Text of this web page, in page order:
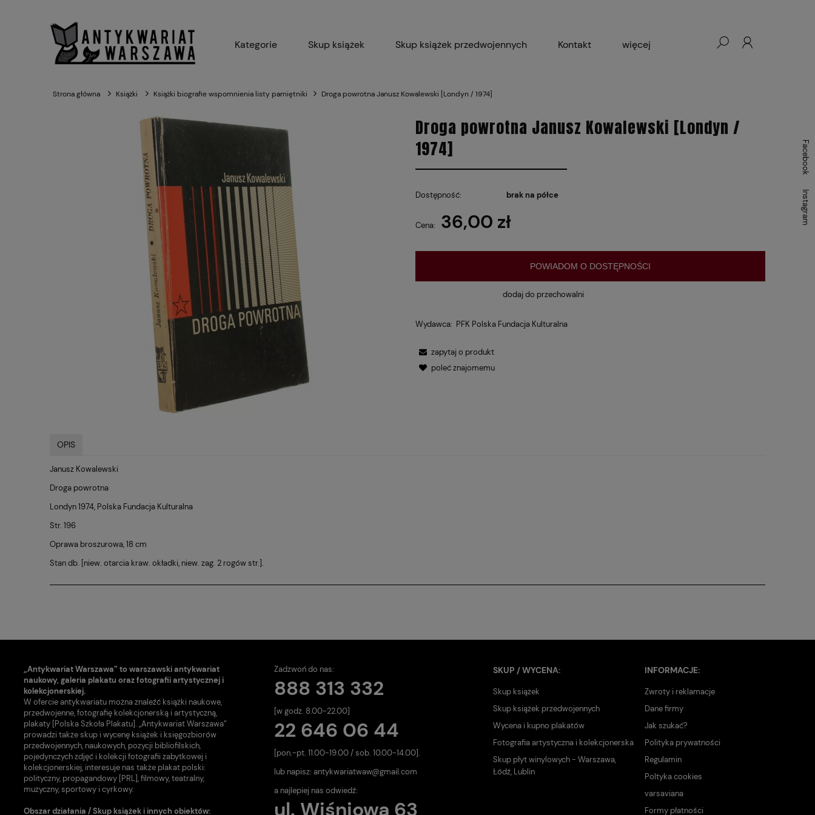
Kategorie Skup książek Skup książek przedwojennych Kontakt więcej
Strona główna Książki Książki biografie wspomnienia listy pamiętniki Droga powrotna Janusz Kowalewski [Londyn / 1974]
Droga powrotna Janusz Kowalewski [Londyn /
1974]
Dostępność: brak na półce
Cena: 36,00 zł
POWIADOM O DOSTĘPNOŚCI
dodaj do przechowalni
Wydawca: PFK Polska Fundacja Kulturalna
zapytaj o produkt
poleć znajomemu
OPIS
Janusz Kowalewski
Droga powrotna
Londyn 1974, Polska Fundacja Kulturalna
Str. 196
Oprawa broszurowa, 18 cm
Stan db. [niew. otarcia kraw. okładki, niew. zag. 2 rogów str.].
Facebook
Instagram
„Antykwariat Warszawa” to warszawski antykwariat
naukowy, galeria plakatu oraz fotografii artystycznej i
kolekcjonerskiej.
W ofercie antykwariatu można znaleźć książki naukowe,
przedwojenne, fotografię kolekcjonerską i artystyczną,
plakaty [Polska Szkoła Plakatu]. „Antykwariat Warszawa”
prowadzi także skup i wycenę książek i księgozbiorów
przedwojennych, naukowych, pozycji bibliofilskich,
pojedynczych zdjęć i kolekcji fotografii zabytkowej i
kolekcjonerskiej, interesuje nas także plakat polski:
polityczny, propagandowy [PRL], filmowy, teatralny,
muzyczny, sportowy i cyrkowy.
Obszar działania / Skup książek i innych obiektów:
Zadzwoń do nas:
888 313 332
[w godz. 8.00-22.00]
22 646 06 44
[pon.-pt. 11.00-19.00 / sob. 10.00-14.00].
lub napisz: antykwariatwaw@gmail.com
a najlepiej nas odwiedź:
ul. Wiśniowa 63
SKUP / WYCENA:
Skup książek
Skup książek przedwojennych
Wycena i kupno plakatów
Fotografia artystyczna i kolekcjonerska
Skup płyt winylowych - Warszawa,
Łódź, Lublin
INFORMACJE:
Zwroty i reklamacje
Dane firmy
Jak szukać?
Polityka prywatności
Regulamin
Poltyka cookies
varsaviana
Formy płatności